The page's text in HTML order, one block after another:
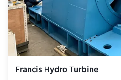
Francis Hydro Turbine